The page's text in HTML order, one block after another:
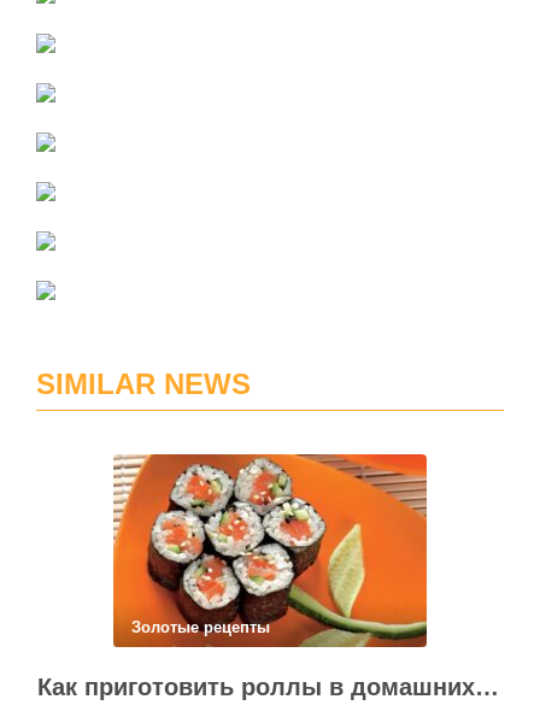
SIMILAR NEWS
Золотые рецепты
Как приготовить роллы в домашних условиях?